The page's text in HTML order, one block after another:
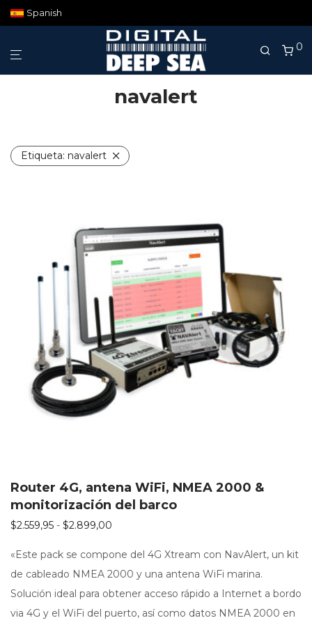
Spanish
0
navalert
Etiqueta: navalert
Router 4G, antena WiFi, NMEA 2000 &
monitorización del barco
$2.559,95 - $2.899,00
«Este pack se compone del 4G Xtream con NavAlert, un kit
de cableado NMEA 2000 y una antena WiFi marina.
Solución ideal para obtener acceso rápido a Internet a bordo
via 4G y el WiFi del puerto, así como datos NMEA 2000 en